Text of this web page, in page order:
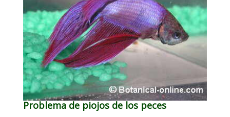
Problema de piojos de los peces